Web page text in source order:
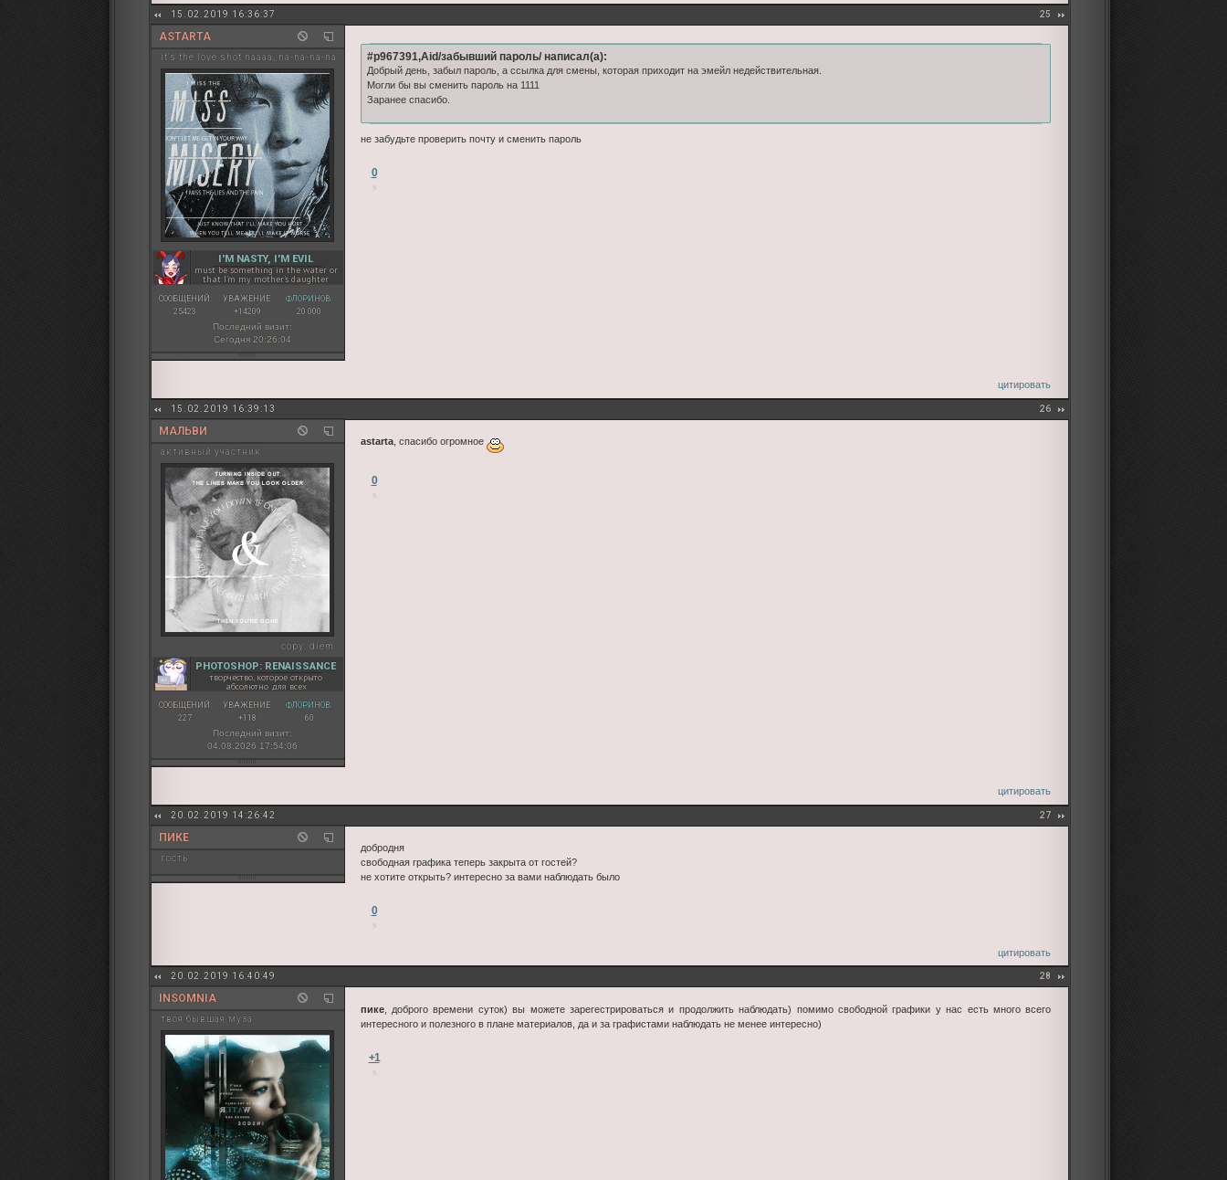
25
15.02.2019 16:36:37
ASTARTA
it's the love shot naaaa, na-na-na-na
I'M NASTY, I'M EVIL
must be something in the water or
that I'm my mother's daughter
СООБЩЕНИЙ:
25423
УВАЖЕНИЕ:
+14209
ФЛОРИНОВ:
20 000
Последний визит:
Сегодня 20:26:04
#p967391,Aid/забывший пароль/ написал(а):
Добрый день, забыл пароль, а ссылка для смены, которая приходит на эмейл недействительная.
Могли бы вы сменить пароль на 1111
Заранее спасибо.
не забудьте проверить почту и сменить пароль
0
цитировать
26
15.02.2019 16:39:13
МАЛЬВИ
активный участник
copy: diem
PHOTOSHOP: RENAISSANCE
творчество, которое открыто
абсолютно для всех
СООБЩЕНИЙ:
227
УВАЖЕНИЕ:
+118
ФЛОРИНОВ:
60
Последний визит:
04.08.2026 17:54:06
astarta, спасибо огромное
0
цитировать
27
20.02.2019 14:26:42
ПИКЕ
гость
добродня
свободная графика теперь закрыта от гостей?
не хотите открыть? интересно за вами наблюдать было
0
цитировать
28
20.02.2019 16:40:49
INSOMNIA
твоя бывшая муза
пике, доброго времени суток) вы можете зарегестрироваться и продолжить наблюдать) помимо свободной графики у нас есть много всего
интересного и полезного в плане материалов, да и за графистами наблюдать не менее интересно)
+1